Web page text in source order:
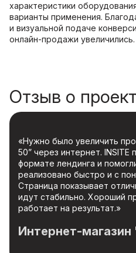
характеристики
варианты применения.
и визуальной подаче
онлайн-продажи увеличились.
Отзыв о
«Нужно было увеличить
50” через интернет.
формате лендинга и
реализовано быстро и с
Страница показывает
идут стабильно. Хороший
работает на результат.»
Интернет-